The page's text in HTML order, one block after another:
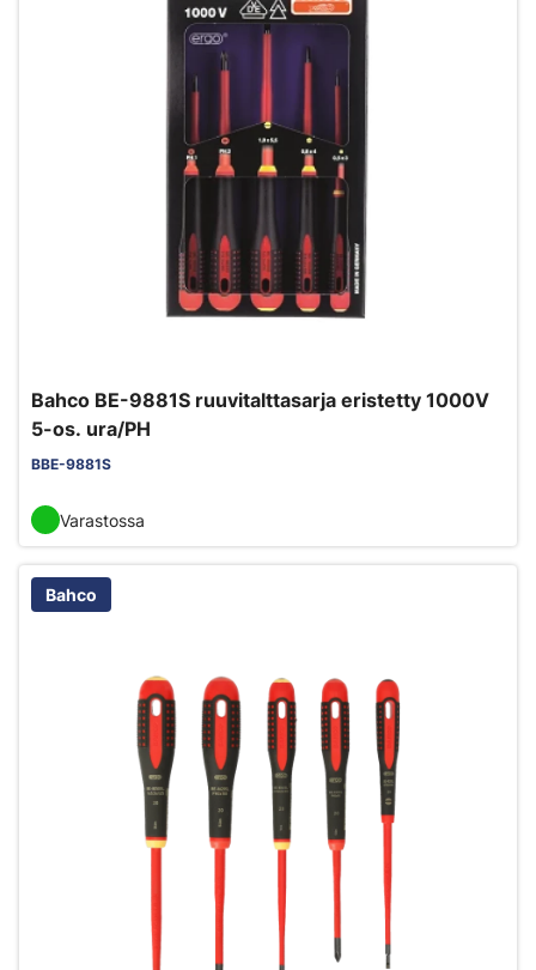
Bahco BE-9881S ruuvitalttasarja eristetty 1000V
5-os. ura/PH
BBE-9881S
Varastossa
Bahco